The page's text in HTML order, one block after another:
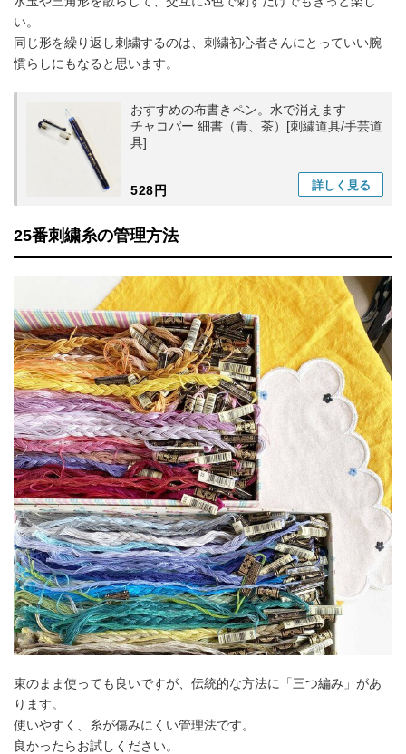
い。
同じ形を繰り返し刺繍するのは、刺繍初心者さんにとっていい腕
慣らしにもなると思います。
おすすめの布書きペン。水で消えます
チャコパー 細書（青、茶）[刺繍道具/手芸道
具]
528円 詳しく 見る
25番刺繍糸の管理方法
束のまま使っても良いですが、伝統的な方法に「三つ編み」があ
ります。
使いやすく、糸が傷みにくい管理法です。
良かったらお試しください。